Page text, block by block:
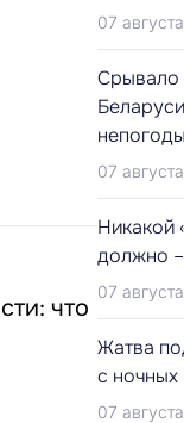
что
07
Срывало
непогоды
07
Никакой
должно
07
Жатва
с
07